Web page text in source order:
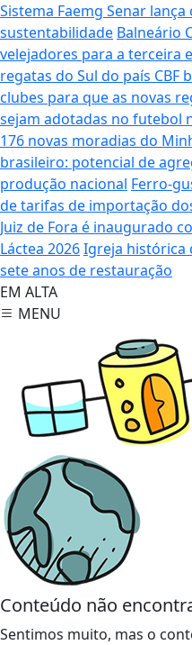
Sistema Faemg Senar
sustentabilidade Balneário
velejadores para a terceira
regatas do Sul do país CBF
clubes para que as novas
sejam adotadas no futebol
176 novas moradias do
brasileiro: potencial de
produção nacional Ferro-
de tarifas de importação
Juiz de Fora é inaugurado
Láctea 2026Igreja histórica
sete anos de restauração
EM ALTA
MENU
Conteúdo não
Sentimos muito, mas o